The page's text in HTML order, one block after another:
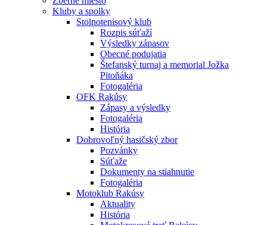
Kluby a spolky
Stolnotenisový klub
Rozpis súťaží
Výsledky zápasov
Obecné podujatia
Štefanský turnaj a memorial Jožka
Pitoňáka
Fotogaléria
OFK Rakúsy
Zápasy a výsledky
Fotogaléria
História
Dobrovoľný hasičský zbor
Pozvánky
Súťaže
Dokumenty na stiahnutie
Fotogaléria
Motoklub Rakúsy
Aktuality
História